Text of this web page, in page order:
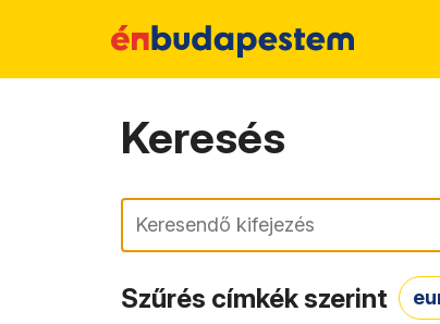
Keresés
Keresés
Szűrés címkék szerint